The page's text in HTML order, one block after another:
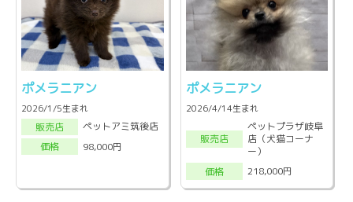
ポメラニアン
2026/1/5生まれ
販売店
ペットアミ筑後店
価格
98,000円
ポメラニアン
2026/4/14生まれ
販売店
ペットプラザ岐阜
店（犬猫コーナ
ー）
価格
218,000円